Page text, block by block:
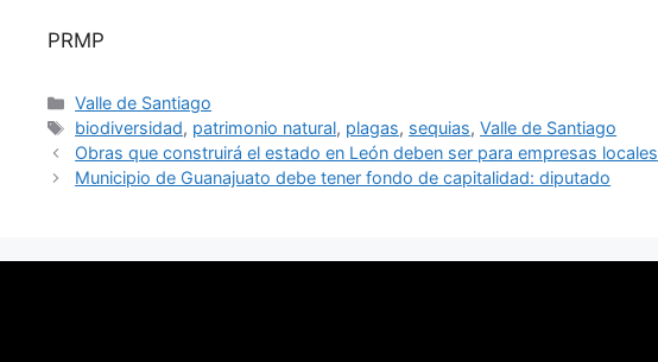
PRMP
Categorías
Valle de Santiago
Etiquetas
biodiversidad, patrimonio natural, plagas, sequias,Valle de Santiago
Obras que construirá el estado en León deben ser para empresas locales
Municipio de Guanajuato debe tener fondo de capitalidad: diputado